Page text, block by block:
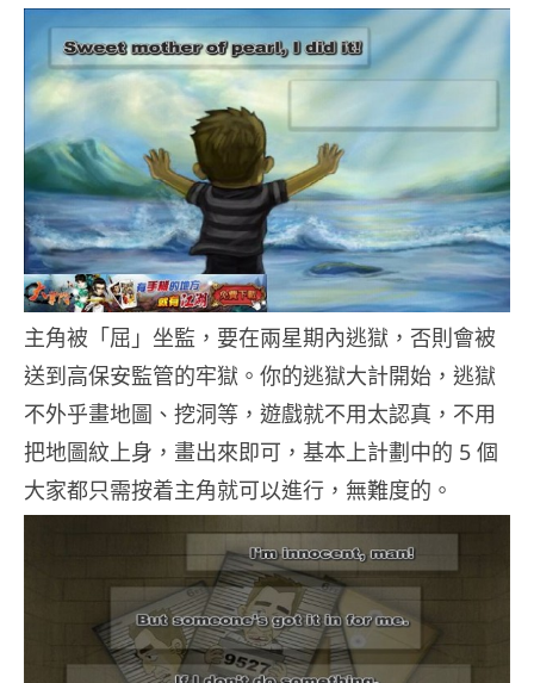
主角被「屈」坐監，要在兩星期內逃獄，否則會被
送到高保安監管的牢獄。你的逃獄大計開始，逃獄
不外乎畫地圖、挖洞等，遊戲就不用太認真，不用
把地圖紋上身，畫出來即可，基本上計劃中的 5 個
大家都只需按着主角就可以進行，無難度的。